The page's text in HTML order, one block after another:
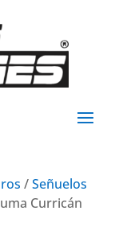
/Señuelos
Curricán